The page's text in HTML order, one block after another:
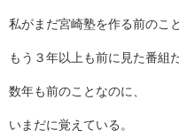
私がまだ宮崎塾を作る前のこ
もう３年以上も前に見た番組だ
数年も前のことなのに、
いまだに覚えている。